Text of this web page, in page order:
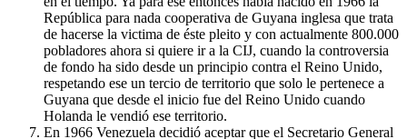
República para nada cooperativa de Guyana inglesa que trata
de hacerse la victima de éste pleito y con actualmente 800.000
pobladores ahora si quiere ir a la CIJ, cuando la controversia
de fondo ha sido desde un principio contra el Reino Unido,
respetando ese un tercio de territorio que solo le pertenece a
Guyana que desde el inicio fue del Reino Unido cuando
Holanda le vendió ese territorio.
En 1966 Venezuela decidió aceptar que el Secretario General